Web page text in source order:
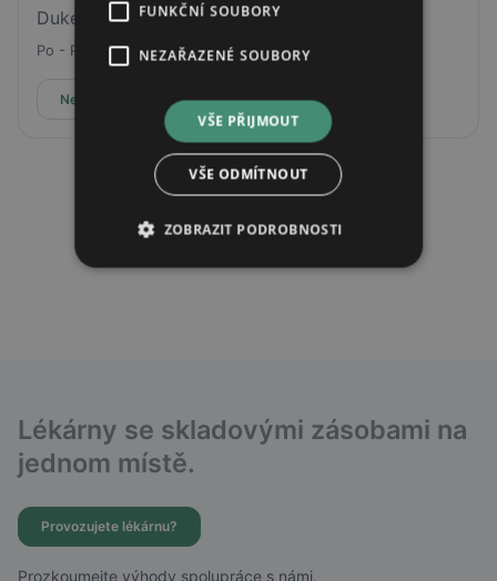
Dukelských hrdinů 200, Rakovník
Po - Pá 07:30 - 16:30
Nepřijímá online rezervace
Lékárny se skladovými zásobami na
jednom místě.
Provozujete lékárnu?
Prozkoumejte výhody spolupráce s námi.
FUNKČNÍ SOUBORY
NEZAŘAZENÉ SOUBORY
VŠE PŘIJMOUT
VŠE ODMÍTNOUT
ZOBRAZIT PODROBNOSTI